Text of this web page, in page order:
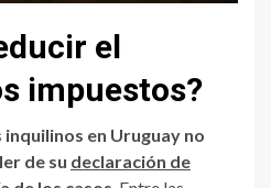
el
impuestos?
inquilinos en Uruguay no
de su declaración de